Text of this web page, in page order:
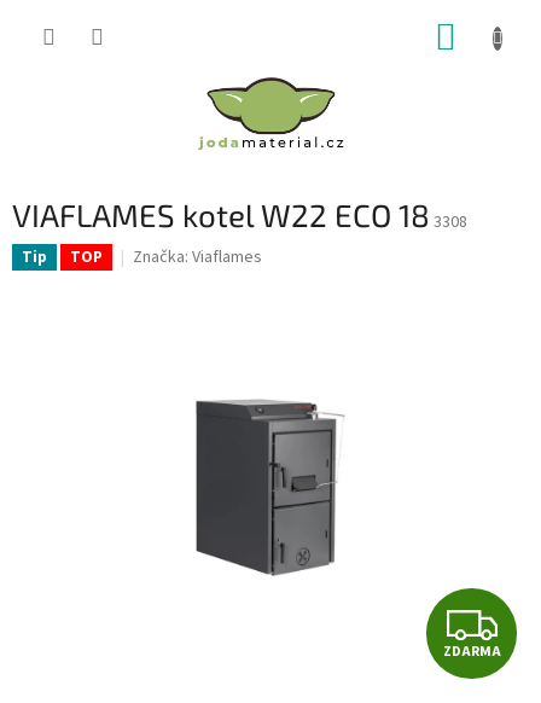
VIAFLAMES kotel W22 ECO 18 3308
Tip TOP Značka: Viaflames
Z
D
ZDARMA